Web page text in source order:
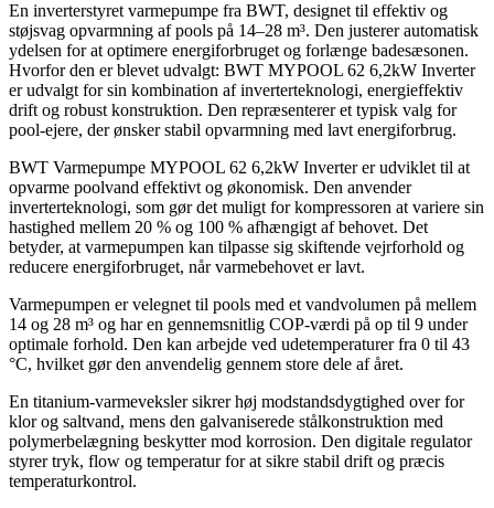
En inverterstyret varmepumpe fra BWT, designet til effektiv og
støjsvag opvarmning af pools på 14–28 m³. Den justerer automatisk
ydelsen for at optimere energiforbruget og forlænge badesæsonen.
Hvorfor den er blevet udvalgt: BWT MYPOOL 62 6,2kW Inverter
er udvalgt for sin kombination af inverterteknologi, energieffektiv
drift og robust konstruktion. Den repræsenterer et typisk valg for
pool-ejere, der ønsker stabil opvarmning med lavt energiforbrug.
BWT Varmepumpe MYPOOL 62 6,2kW Inverter er udviklet til at
opvarme poolvand effektivt og økonomisk. Den anvender
inverterteknologi, som gør det muligt for kompressoren at variere sin
hastighed mellem 20 % og 100 % afhængigt af behovet. Det
betyder, at varmepumpen kan tilpasse sig skiftende vejrforhold og
reducere energiforbruget, når varmebehovet er lavt.
Varmepumpen er velegnet til pools med et vandvolumen på mellem
14 og 28 m³ og har en gennemsnitlig COP-værdi på op til 9 under
optimale forhold. Den kan arbejde ved udetemperaturer fra 0 til 43
°C, hvilket gør den anvendelig gennem store dele af året.
En titanium-varmeveksler sikrer høj modstandsdygtighed over for
klor og saltvand, mens den galvaniserede stålkonstruktion med
polymerbelægning beskytter mod korrosion. Den digitale regulator
styrer tryk, flow og temperatur for at sikre stabil drift og præcis
temperaturkontrol.